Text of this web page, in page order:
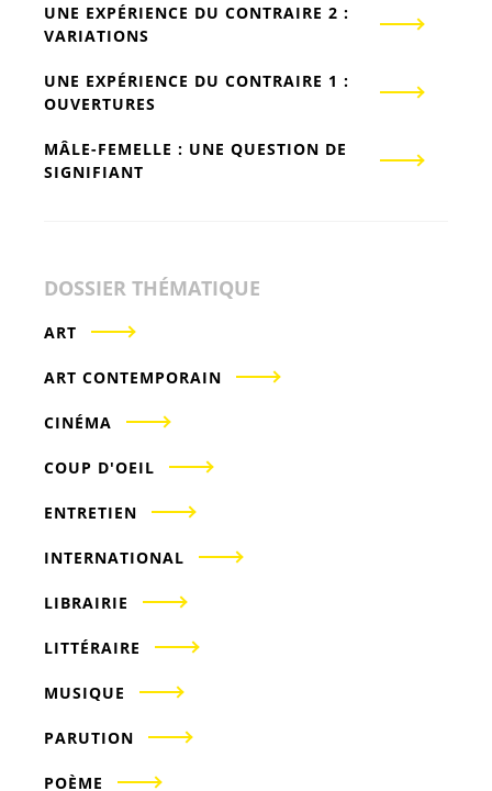
UNE EXPÉRIENCE DU CONTRAIRE 2 :
VARIATIONS
UNE EXPÉRIENCE DU CONTRAIRE 1 :
OUVERTURES
MÂLE-FEMELLE : UNE QUESTION DE
SIGNIFIANT
DOSSIER THÉMATIQUE
ART
ART CONTEMPORAIN
CINÉMA
COUP D'OEIL
ENTRETIEN
INTERNATIONAL
LIBRAIRIE
LITTÉRAIRE
MUSIQUE
PARUTION
POÈME